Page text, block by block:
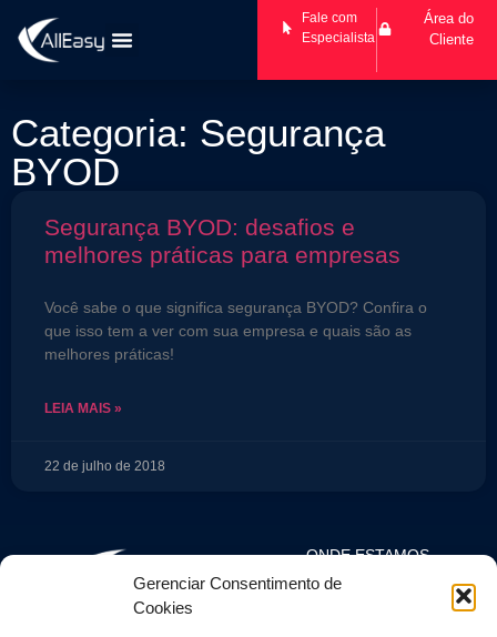
Gerenciar Consentimento de
Cookies
Fale com
Especialista
Área do
Cliente
Categoria: Segurança
BYOD
Segurança BYOD: desafios e
melhores práticas para empresas
Você sabe o que significa segurança BYOD? Confira o
que isso tem a ver com sua empresa e quais são as
melhores práticas!
LEIA MAIS »
22 de julho de 2018
ONDE ESTAMOS
Chácara Santo Antônio, São